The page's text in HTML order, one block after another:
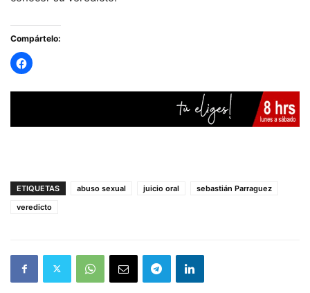
Compártelo:
ETIQUETAS abuso sexual juicio oral
sebastián Parraguez
veredicto